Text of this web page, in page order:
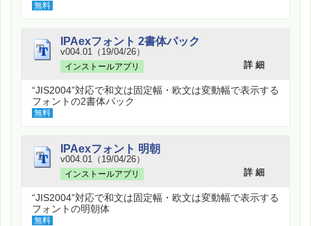
無料
IPAexフォント 2書体パック
v004.01（19/04/26）
インストールアプリ
詳 細
“JIS2004”対応で和文は固定幅・欧文は変動幅で表示する
フォントの2書体パック
無料
IPAexフォント 明朝
v004.01（19/04/26）
インストールアプリ
詳 細
“JIS2004”対応で和文は固定幅・欧文は変動幅で表示する
フォントの明朝体
無料